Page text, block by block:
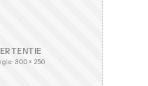
· 300 × 250